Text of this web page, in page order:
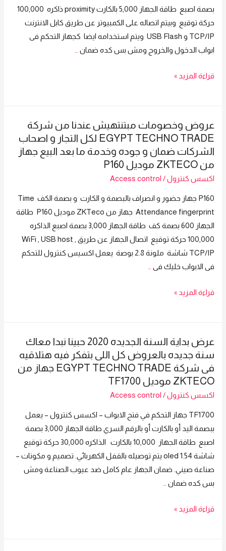
خصم
يبقي
مافيش
الا
Egypt
من
ZKTeco
موديل
FV18
بصمة اصبع طاقة الجهاز 5,000 بالكارت proximity ذاكره 100,000
حركة توقيع وبيتم اتصاله على الكمبيوتر عن طريق كابل الانترنت
TCP/IP و USB Flash ويتم استخدامه ايضا كجهاز التحكم فى
ابواب الدخول والخروج ومش بس كده ضمان
لو
تثق
فيها
لو
بتدور
اعلي
نسب
خصم
يبقي
مافيش
الا
Egypt
من
ZKTeco
موديل
خصم
كبيره
الموزعين
قراءة المزيد »
عروض وخصومات مبتنتهيش عندنا من شركة
EGYPT TECHNO TRADE لكل التجار و اصحاب
الشركات ضمان و جوده وخدمة ما بعد البيع جهاز
من ZKTECO موديل P160
اكسس كنترول/
Access control
P160 جهاز حضور و انصراف بالبصمة و الكارت و بصمة الكف Time
Attendance fingerprint جهاز من ZKTeco موديل P160 طاقة
الجهاز 600 بصمة كف طاقة الجهاز 3,000 بصمة اصبع الذاكره
100,000 حركة توقيع اتصال الجهاز عن طريق WiFi , USB host ,
TCP/IP شاشة ملونة 2.8 بوصة يعمل اكسيس كنترول للتحكم
فى الابواب خليك فى
عروض
من
شركة
Egypt
Techno
Trade
لكل
التجار
و
اصحاب
الشركات
ضمان
جوده
قراءة المزيد »
عرض بداية السنة الجديده 2020 حبينا نبدا معاك
سنة جديده بالعروض كل اللى بتفكر فيه هتلاقيه
فى شركة EGYPT TECHNO TRADE جهاز من
ZKTECO موديل TF1700
اكسس كنترول/
Access control
TF1700 جهاز التحكم في فتح الابواب – اكسس كنترول – يعمل
ببصمة اليد أو بالكارت أو بالرقم السري طاقة الجهاز 3,000 بصمة
اصبع طاقة الجهاز 10,000 بالكارت الذاكره 30,000 حركة توقيع
شاشة oled 1.54 يتم توصيله بالقفل الكهربائي. تصميم و مكونات –
صناعة صيني. ضمان الجهاز عام كامل ضد عيوب الصناعة ومش
بس كده ضمان
عرض
قراءة المزيد »